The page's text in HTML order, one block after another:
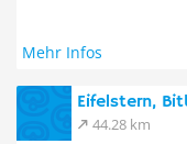
Mehr Infos
Eifelstern,
44.28 km